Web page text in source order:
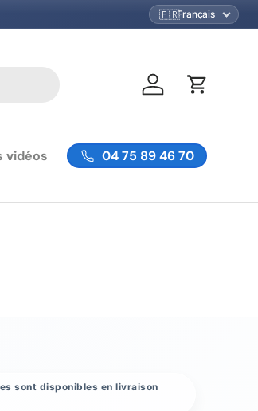
🇫🇷
Se connecter
Panier
vidéos 04 75 89 46 70
sont disponibles en livraison